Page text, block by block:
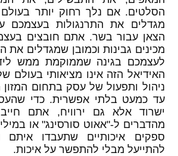
הסלטים. אם נלך רחוק יותר
מגדלים את התרנגולות בעצמכם
הצאן עבור בשר. אתם חובצים
מכינים גבינות וכמובן שמגדלים את
לעצמכם בגינה שממוקמת ממש
האידיאל הזה אינו מציאותי בעולם
ניהול ותפעול של עסק בתחום
עד כמעט בלתי אפשרית. כדי
ישרוד אלא גם ירוויח, אתם
מהדברים ל-"אאוט סורסינג" או
ספקים איכותיים שתעבדו איתם
להתייעל מבלי להתפשר על איכות.